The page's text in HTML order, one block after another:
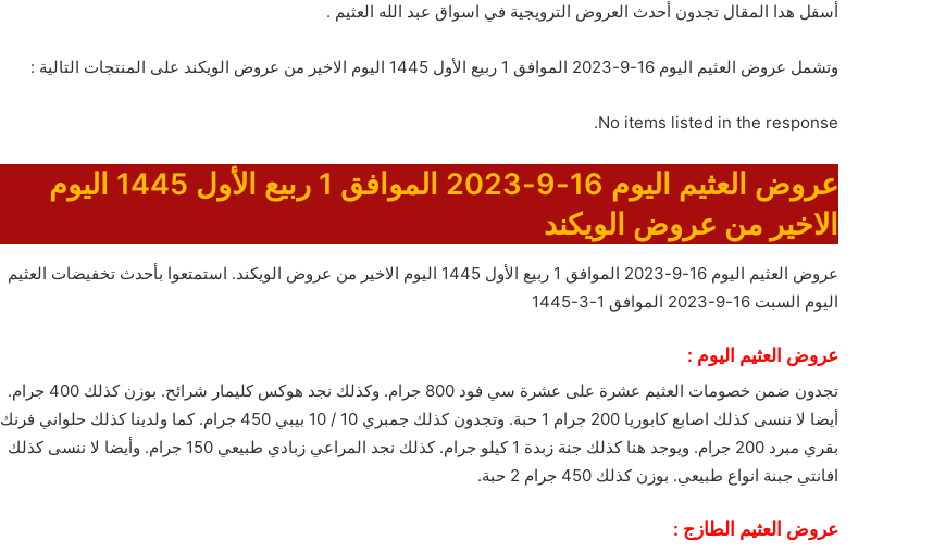
أسفل هدا المقال تجدون أحدث العروض الترويجية في اسواق عبد الله العثيم .
وتشمل عروض العثيم اليوم 16-9-2023 الموافق 1 ربيع الأول 1445 اليوم الاخير من عروض الويكند على المنتجات التالية :
No items listed in the response.
عروض العثيم اليوم 16-9-2023 الموافق 1 ربيع الأول 1445 اليوم
الاخير من عروض الويكند
عروض العثيم اليوم 16-9-2023 الموافق 1 ربيع الأول 1445 اليوم الاخير من عروض الويكند. استمتعوا بأحدث تخفيضات العثيم
اليوم السبت 16-9-2023 الموافق 1-3-1445
عروض العثيم اليوم :
تجدون ضمن خصومات العثيم عشرة على عشرة سي فود 800 جرام. وكذلك نجد هوكس كليمار شرائح. بوزن كذلك 400 جرام.
أيضا لا ننسى كذلك اصابع كابوريا 200 جرام 1 حبة. وتجدون كذلك جمبري 10 / 10 بيبي 450 جرام. كما ولدينا كذلك حلواني فرنك
بقري مبرد 200 جرام. ويوجد هنا كذلك جنة زبدة 1 كيلو جرام. كذلك نجد المراعي زبادي طبيعي 150 جرام. وأيضا لا ننسى كذلك
افانتي جبنة انواع طبيعي. بوزن كذلك 450 جرام 2 حبة.
عروض العثيم الطازج :